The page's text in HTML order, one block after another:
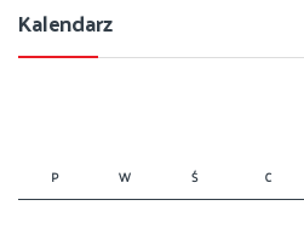
Kalendarz
P W Ś C